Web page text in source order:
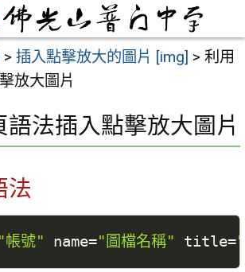
> 插入點擊放大的圖片 [img] > 利用
放大圖片
語法插入點擊放大圖片
法
"帳號" name="圖檔名稱" title=